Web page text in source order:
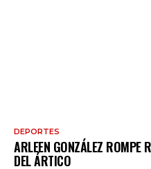
DEPORTES
ARLEEN GONZÁLEZ ROMPE
DEL ÁRTICO